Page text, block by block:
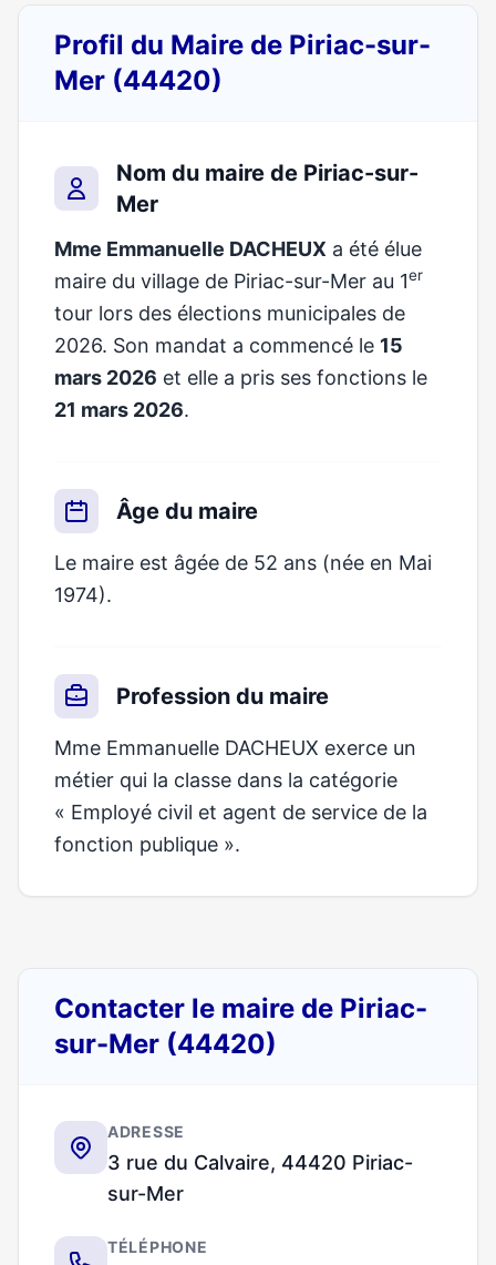
Profil du Maire de Piriac-sur-
Mer (44420)
Nom du maire de Piriac-sur-
Mer
Mme Emmanuelle DACHEUX a été élue
maire du village de Piriac-sur-Mer au 1er
tour lors des élections municipales de
2026. Son mandat a commencé le 15
mars 2026 et elle a pris ses fonctions le
21 mars 2026.
Âge du maire
Le maire est âgée de 52 ans (née en Mai
1974).
Profession du maire
Mme Emmanuelle DACHEUX exerce un
métier qui la classe dans la catégorie
« Employé civil et agent de service de la
fonction publique ».
Contacter le maire de Piriac-
sur-Mer (44420)
ADRESSE
3 rue du Calvaire, 44420 Piriac-
sur-Mer
TÉLÉPHONE